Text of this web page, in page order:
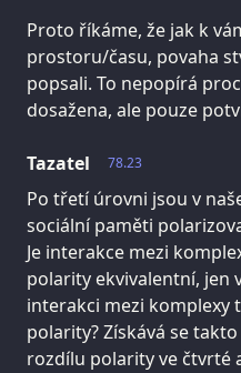
Proto říkáme, že jak k
prostoru/času, povaha
popsali. To nepopírá
dosažena, ale pouze
78.23
Tazatel
Po třetí úrovni jsou v
sociální paměti
Je interakce mezi
polarity ekvivalentní, jen
interakci mezi komplexy
polarity? Získává se
rozdílu polarity ve čtvrté